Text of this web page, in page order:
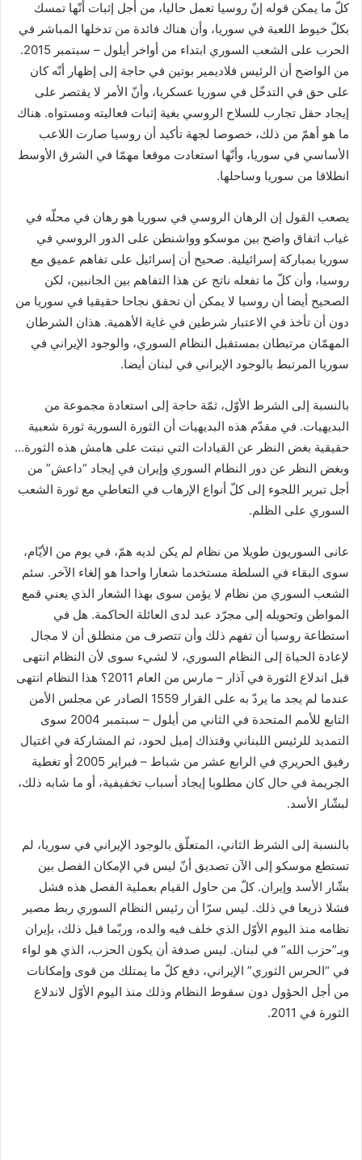
كلّ ما يمكن قوله إنّ روسيا تعمل حاليا، من أجل إثبات أنّها تمسك
بكلّ خيوط اللعبة في سوريا، وأن هناك فائدة من تدخلها المباشر في
الحرب على الشعب السوري ابتداء من أواخر أيلول – سبتمبر 2015.
من الواضح أن الرئيس فلاديمير بوتين في حاجة إلى إظهار أنّه كان
على حق في التدخّل في سوريا عسكريا، وأنّ الأمر لا يقتصر على
إيجاد حقل تجارب للسلاح الروسي بغية إثبات فعاليته ومستواه. هناك
ما هو أهمّ من ذلك، خصوصا لجهة تأكيد أن روسيا صارت اللاعب
الأساسي في سوريا، وأنّها استعادت موقعا مهمّا في الشرق الأوسط
انطلاقا من سوريا وساحلها.
يصعب القول إن الرهان الروسي في سوريا هو رهان في محلّه في
غياب اتفاق واضح بين موسكو وواشنطن على الدور الروسي في
سوريا بمباركة إسرائيلية. صحيح أن إسرائيل على تفاهم عميق مع
روسيا، وأن كلّ ما تفعله ناتج عن هذا التفاهم بين الجانبين، لكن
الصحيح أيضا أن روسيا لا يمكن أن تحقق نجاحا حقيقيا في سوريا من
دون أن تأخذ في الاعتبار شرطين في غاية الأهمية. هذان الشرطان
المهمّان مرتبطان بمستقبل النظام السوري، والوجود الإيراني في
سوريا المرتبط بالوجود الإيراني في لبنان أيضا.
بالنسبة إلى الشرط الأوّل، ثمّة حاجة إلى استعادة مجموعة من
البديهيات. في مقدّم هذه البديهيات أن الثورة السورية ثورة شعبية
حقيقية بغض النظر عن القيادات التي نبتت على هامش هذه الثورة…
وبغض النظر عن دور النظام السوري وإيران في إيجاد “داعش” من
أجل تبرير اللجوء إلى كلّ أنواع الإرهاب في التعاطي مع ثورة الشعب
السوري على الظلم.
عانى السوريون طويلا من نظام لم يكن لديه همّ، في يوم من الأيّام،
سوى البقاء في السلطة مستخدما شعارا واحدا هو إلغاء الآخر. سئم
الشعب السوري من نظام لا يؤمن سوى بهذا الشعار الذي يعني قمع
المواطن وتحويله إلى مجرّد عبد لدى العائلة الحاكمة. هل في
استطاعة روسيا أن تفهم ذلك وأن تتصرف من منطلق أن لا مجال
لإعادة الحياة إلى النظام السوري، لا لشيء سوى لأن النظام انتهى
قبل اندلاع الثورة في آذار – مارس من العام 2011؟ هذا النظام انتهى
عندما لم يجد ما يردّ به على القرار 1559 الصادر عن مجلس الأمن
التابع للأمم المتحدة في الثاني من أيلول – سبتمبر 2004 سوى
التمديد للرئيس اللبناني وقتذاك إميل لحود، ثم المشاركة في اغتيال
رفيق الحريري في الرابع عشر من شباط – فبراير 2005 أو تغطية
الجريمة في حال كان مطلوبا إيجاد أسباب تخفيفية، أو ما شابه ذلك،
لبشّار الأسد.
بالنسبة إلى الشرط الثاني، المتعلّق بالوجود الإيراني في سوريا، لم
تستطع موسكو إلى الآن تصديق أنّ ليس في الإمكان الفصل بين
بشّار الأسد وإيران. كلّ من حاول القيام بعملية الفصل هذه فشل
فشلا ذريعا في ذلك. ليس سرّا أن رئيس النظام السوري ربط مصير
نظامه منذ اليوم الأوّل الذي خلف فيه والده، وربّما قبل ذلك، بإيران
وبـ”حزب الله” في لبنان. ليس صدفة أن يكون الحزب، الذي هو لواء
في “الحرس الثوري” الإيراني، دفع كلّ ما يمتلك من قوى وإمكانات
من أجل الحؤول دون سقوط النظام وذلك منذ اليوم الأوّل لاندلاع
الثورة في 2011.